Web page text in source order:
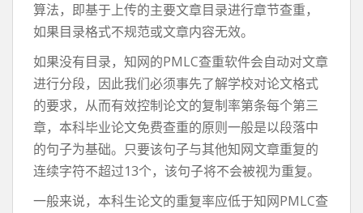
算法，即基于上传的主要文章目录进行章节查重，
如果目录格式不规范或文章内容无效。
如果没有目录，知网的PMLC查重软件会自动对文章
进行分段，因此我们必须事先了解学校对论文格式
的要求，从而有效控制论文的复制率第条每个第三
章，本科毕业论文免费查重的原则一般是以段落中
的句子为基础。只要该句子与其他知网文章重复的
连续字符不超过13个，该句子将不会被视为重复。
一般来说，本科生论文的重复率应低于知网PMLC查